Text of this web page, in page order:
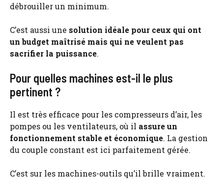
débrouiller un minimum.
C’est aussi une solution idéale pour ceux qui ont
un budget maîtrisé mais qui ne veulent pas
sacrifier la puissance.
Pour quelles machines est-il le plus
pertinent ?
Il est très efficace pour les compresseurs d’air, les
pompes ou les ventilateurs, où il assure un
fonctionnement stable et économique. La gestion
du couple constant est ici parfaitement gérée.
C’est sur les machines-outils qu’il brille vraiment.